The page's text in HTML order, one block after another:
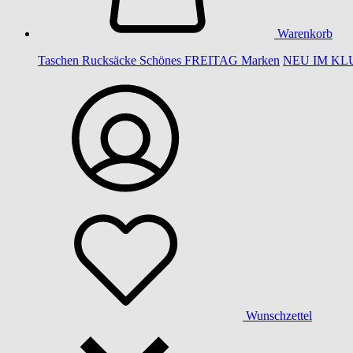
Warenkorb
Taschen Rucksäcke Schönes FREITAG Marken NEU IM
Wunschzettel